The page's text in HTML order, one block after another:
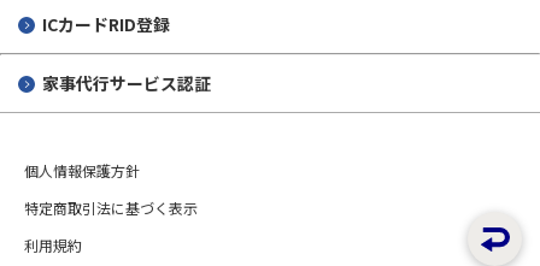
ICカードRID登録
家事代行サービス認証
個人情報保護方針
特定商取引法に基づく表示
利用規約